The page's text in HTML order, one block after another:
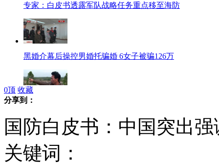
专家：白皮书透露军队战略任务重点移至海防
黑婚介幕后操控男婚托骗婚 6女子被骗126万
网曝广东七十岁村官卖地千亩贪污一亿
美国截获含有蓖麻毒素信件 可麻痹心血管致死
0顶 收藏
分享到：
国防白皮书：中国突出
关键词：